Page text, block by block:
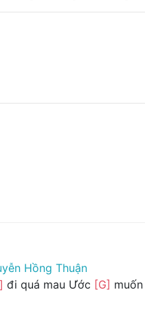
Hồng Thuận
đi quá mau Ước [G]